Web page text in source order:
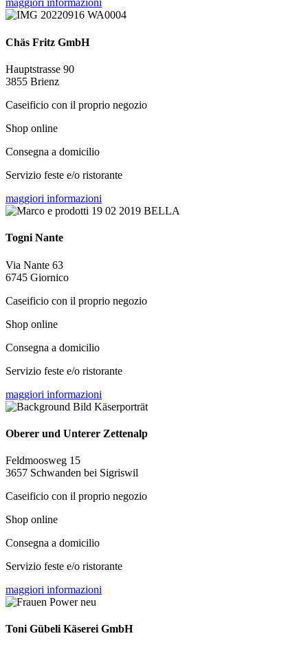
maggiori informazioni
Chäs Fritz GmbH
Hauptstrasse 90
3855 Brienz
Caseificio con il proprio negozio
Shop online
Consegna a domicilio
Servizio feste e/o ristorante
maggiori informazioni
Togni Nante
Via Nante 63
6745 Giornico
Caseificio con il proprio negozio
Shop online
Consegna a domicilio
Servizio feste e/o ristorante
maggiori informazioni
Oberer und Unterer Zettenalp
Feldmoosweg 15
3657 Schwanden bei Sigriswil
Caseificio con il proprio negozio
Shop online
Consegna a domicilio
Servizio feste e/o ristorante
maggiori informazioni
Toni Gübeli Käserei GmbH